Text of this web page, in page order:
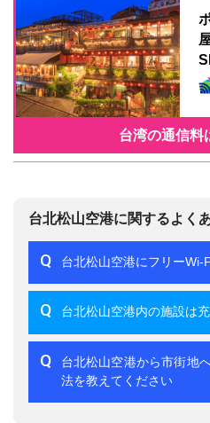
台湾の通信料
台北松山空港に関するよく
Q 台北松山空港にフリーWi-
Q 台北松山空港内の施設は
Q
台北松山空港から市街地
法を教えてください